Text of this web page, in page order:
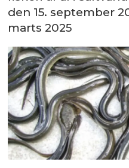
den 15. september
marts 2025